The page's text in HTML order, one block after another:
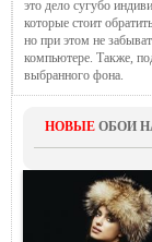
это дело сугубо
которые стоит
но при этом не
компьютере. Также,
выбранного фона.
НОВЫЕ ОБОИ